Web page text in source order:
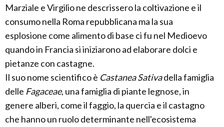
Marziale e Virgilio ne descrissero la coltivazione e il
consumo nella Roma repubblicana ma la sua
esplosione come alimento di base ci fu nel Medioevo
quando in Francia si iniziarono ad elaborare dolci e
pietanze con castagne.
Il suo nome scientifico è Castanea Sativadella famiglia
delle Fagaceae, una famiglia di piante legnose, in
genere alberi, come il faggio, la quercia e il castagno
che hanno un ruolo determinante nell'ecosistema